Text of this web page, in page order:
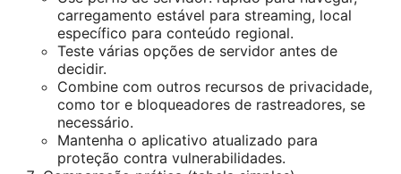
carregamento estável para streaming, local
específico para conteúdo regional.
Teste várias opções de servidor antes de
decidir.
Combine com outros recursos de privacidade,
como tor e bloqueadores de rastreadores, se
necessário.
Mantenha o aplicativo atualizado para
proteção contra vulnerabilidades.